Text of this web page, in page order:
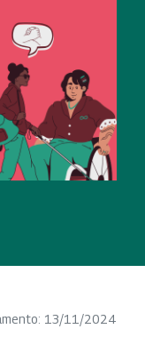
13/11/2024